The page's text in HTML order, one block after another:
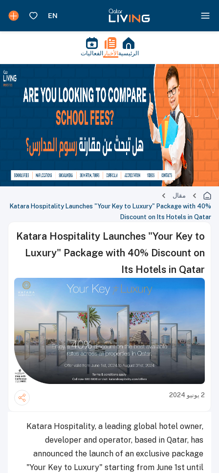
الرئيسية الأخبار الفعاليات
مقال
Katara Hospitality Launches "Your Key to Luxury" Package with 40%
Discount on Its Hotels in Qatar
Katara Hospitality Launches "Your Key to
Luxury" Package with 40% Discount on
Its Hotels in Qatar
2 يونيو 2024
Katara Hospitality, a leading global hotel owner,
developer and operator, based in Qatar, has
announced the launch of an exclusive package
"Your Key to Luxury" starting from June 1st until